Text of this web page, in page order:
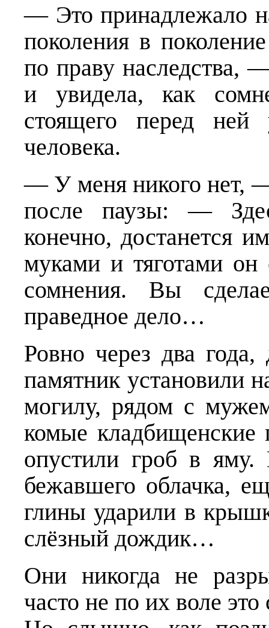
— Это принадлежало
поколения в
по праву наследства,
и увидела, как
стоящего перед ней
человека.
— У меня никого нет,
после паузы: —
конечно, достанется
муками и тяготами
сомнения. Вы
праведное дело…
Ровно через два
памятник установили
могилу, рядом с
комые кладбищенские
опустили гроб в
бежавшего облачка,
глины ударили в
слёзный дождик…
Они никогда не
часто не по их воле